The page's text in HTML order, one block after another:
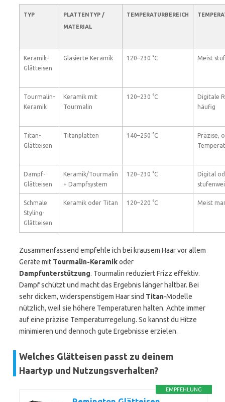
TYP
PLATTENTYP /
MATERIAL
TEMPERATURBEREICH
Keramik-
Glätteisen
Glasierte Keramik 120–230 °C Meist
Tourmalin-
Keramik
Keramik mit
Tourmalin
120–230 °C
Digitale
häufig
Titan-
Glätteisen
Titanplatten 140–250 °C
Präzise,
Dampf-
Glätteisen
Keramik/Tourmalin
+ Dampfsystem
120–230 °C
Digital
Schmale
Styling-
Glätteisen
Keramik oder Titan 120–220 °C Meist
Zusammenfassend empfehle ich bei krausem Haar vor allem
Geräte mit Tourmalin-Keramikoder
Dampfunterstützung. Tourmalin reduziert Frizz effektiv.
Dampf schützt und macht das Ergebnis länger haltbar. Bei
sehr dickem, widerspenstigem Haar sind Titan-Modelle
nützlich, weil sie höhere Temperaturen halten. Achte immer
auf eine präzise Temperaturregelung. So kannst du Hitze
minimieren und dennoch gute Ergebnisse erzielen.
Welches Glätteisen passt zu deinem
Haartyp und Nutzungsverhalten?
EMPFEHLUNG